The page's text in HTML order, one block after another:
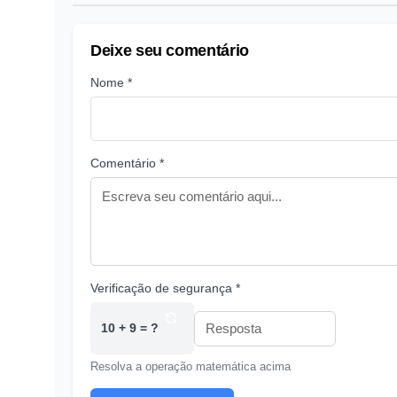
Deixe seu comentário
Nome *
Comentário *
Verificação de segurança *
10 + 9 = ?
Resolva a operação matemática acima